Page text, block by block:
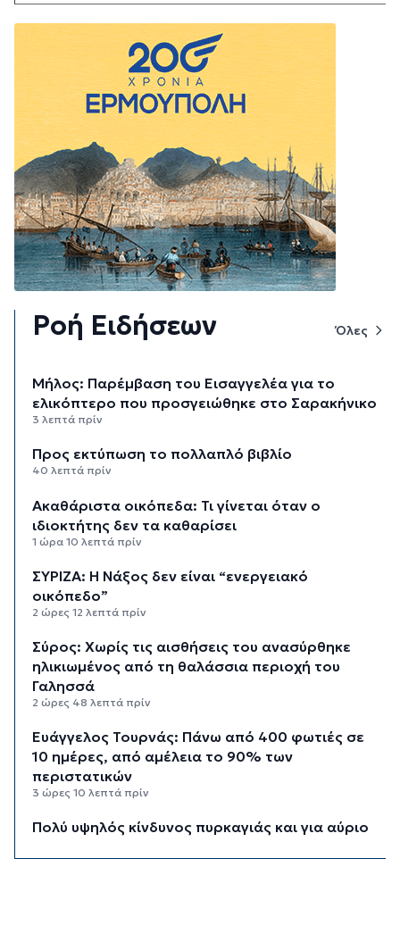
Ροή Ειδήσεων Όλες
Μήλος: Παρέμβαση του Εισαγγελέα για το
ελικόπτερο που προσγειώθηκε στο Σαρακήνικο
3 λεπτά πρίν
Προς εκτύπωση το πολλαπλό βιβλίο
40 λεπτά πρίν
Ακαθάριστα οικόπεδα: Τι γίνεται όταν ο
ιδιοκτήτης δεν τα καθαρίσει
1 ώρα 10 λεπτά πρίν
ΣΥΡΙΖΑ: Η Νάξος δεν είναι “ενεργειακό
οικόπεδο”
2 ώρες 12 λεπτά πρίν
Σύρος: Χωρίς τις αισθήσεις του ανασύρθηκε
ηλικιωμένος από τη θαλάσσια περιοχή του
Γαλησσά
2 ώρες 48 λεπτά πρίν
Ευάγγελος Τουρνάς: Πάνω από 400 φωτιές σε
10 ημέρες, από αμέλεια το 90% των
περιστατικών
3 ώρες 10 λεπτά πρίν
Πολύ υψηλός κίνδυνος πυρκαγιάς και για αύριο
3 ώρες 29 λεπτά πρίν